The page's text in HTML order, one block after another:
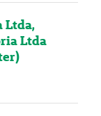
Ltda,
Ltda